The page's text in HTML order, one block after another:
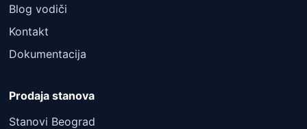
Blog vodiči
Kontakt
Dokumentacija
Prodaja stanova
Stanovi Beograd